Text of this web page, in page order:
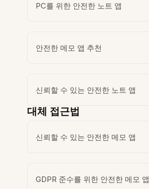
PC를 위한 안전한 노트 앱
안전한 메모 앱 추천
신뢰할 수 있는 안전한 노트 앱
대체 접근법
신뢰할 수 있는 안전한 메모 앱
GDPR 준수를 위한 안전한 메모 앱